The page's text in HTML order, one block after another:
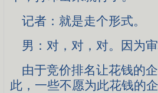
记者：就是走个形式。
男：对，对，对。因为
由于竞价排名让花钱的
此，一些不愿为此花钱的